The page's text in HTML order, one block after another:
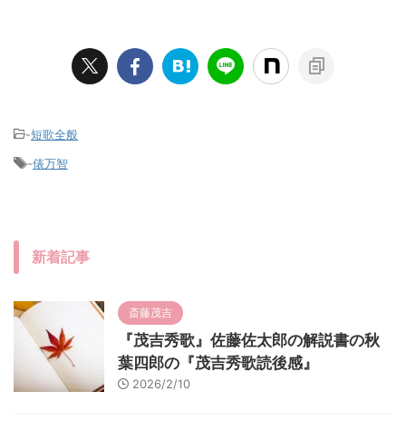
-短歌全般
-俵万智
新着記事
斎藤茂吉
『茂吉秀歌』佐藤佐太郎の解説書の秋
葉四郎の『茂吉秀歌読後感』
2026/2/10